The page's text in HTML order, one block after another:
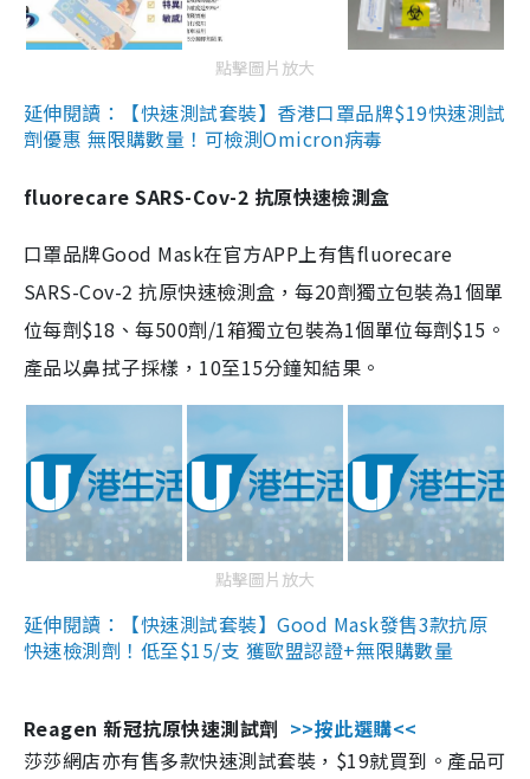
點擊圖片放大
延伸閱讀：【快速測試套裝】香港口罩品牌$19快速測試
劑優惠 無限購數量！可檢測Omicron病毒
fluorecare SARS-Cov-2 抗原快速檢測盒
口罩品牌Good Mask在官方APP上有售fluorecare
SARS-Cov-2 抗原快速檢測盒，每20劑獨立包裝為1個單
位每劑$18、每500劑/1箱獨立包裝為1個單位每劑$15。
產品以鼻拭子採樣，10至15分鐘知結果。
點擊圖片放大
延伸閱讀：【快速測試套裝】Good Mask發售3款抗原
快速檢測劑！低至$15/支 獲歐盟認證+無限購數量
Reagen 新冠抗原快速測試劑 >>按此選購<<
莎莎網店亦有售多款快速測試套裝，$19就買到。產品可